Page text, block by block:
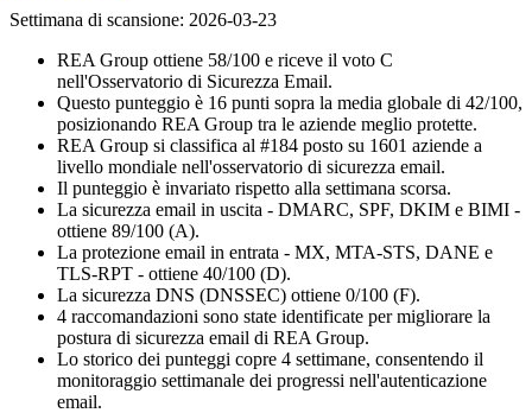
Settimana di scansione: 2026-03-23
REA Group ottiene 58/100 e riceve il voto C
nell'Osservatorio di Sicurezza Email.
Questo punteggio è 16 punti sopra la media globale di 42/100,
posizionando REA Group tra le aziende meglio protette.
REA Group si classifica al #184 posto su 1601 aziende a
livello mondiale nell'osservatorio di sicurezza email.
Il punteggio è invariato rispetto alla settimana scorsa.
La sicurezza email in uscita - DMARC, SPF, DKIM e BIMI -
ottiene 89/100 (A).
La protezione email in entrata - MX, MTA-STS, DANE e
TLS-RPT - ottiene 40/100 (D).
La sicurezza DNS (DNSSEC) ottiene 0/100 (F).
4 raccomandazioni sono state identificate per migliorare la
postura di sicurezza email di REA Group.
Lo storico dei punteggi copre 4 settimane, consentendo il
monitoraggio settimanale dei progressi nell'autenticazione
email.